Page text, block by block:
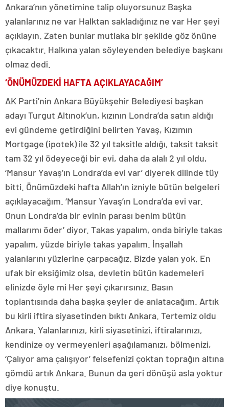
Ankara’nın yönetimine talip oluyorsunuz Başka
yalanlarınız ne var Halktan sakladığınız ne var Her şeyi
açıklayın. Zaten bunlar mutlaka bir şekilde göz önüne
çıkacaktır. Halkına yalan söyleyenden belediye başkanı
olmaz dedi.
‘ÖNÜMÜZDEKİ HAFTA AÇIKLAYACAĞIM’
AK Parti’nin Ankara Büyükşehir Belediyesi başkan
adayı Turgut Altınok’un, kızının Londra’da satın aldığı
evi gündeme getirdiğini belirten Yavaş, Kızımın
Mortgage (ipotek) ile 32 yıl taksitle aldığı, taksit taksit
tam 32 yıl ödeyeceği bir evi, daha da alalı 2 yıl oldu,
‘Mansur Yavaş’ın Londra’da evi var’ diyerek dilinde tüy
bitti. Önümüzdeki hafta Allah’ın izniyle bütün belgeleri
açıklayacağım. ‘Mansur Yavaş’ın Londra’da evi var.
Onun Londra’da bir evinin parası benim bütün
mallarımı öder’ diyor. Takas yapalım, onda biriyle takas
yapalım, yüzde biriyle takas yapalım. İnşallah
yalanlarını yüzlerine çarpacağız. Bizde yalan yok. En
ufak bir eksiğimiz olsa, devletin bütün kademeleri
elinizde öyle mi Her şeyi çıkarırsınız. Basın
toplantısında daha başka şeyler de anlatacağım. Artık
bu kirli iftira siyasetinden bıktı Ankara. Tertemiz oldu
Ankara. Yalanlarınızı, kirli siyasetinizi, iftiralarınızı,
kendinize oy vermeyenleri aşağılamanızı, bölmenizi,
‘Çalıyor ama çalışıyor’ felsefenizi çoktan toprağın altına
gömdü artık Ankara. Bunun da geri dönüşü asla yoktur
diye konuştu.